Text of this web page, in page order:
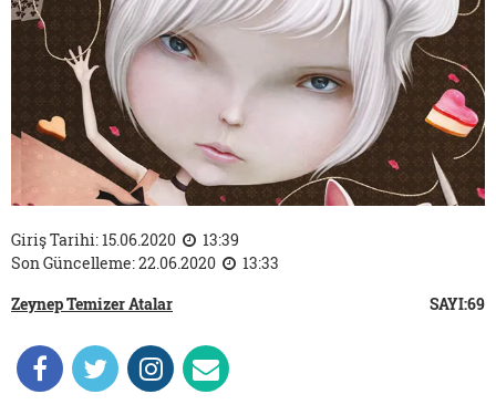
Giriş Tarihi: 15.06.2020
13:39
Son Güncelleme: 22.06.2020
13:33
Zeynep Temizer Atalar
SAYI:69